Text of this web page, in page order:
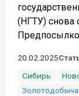
(НГТУ) снова
20.02.2025
Сибирь
Золотодобыча